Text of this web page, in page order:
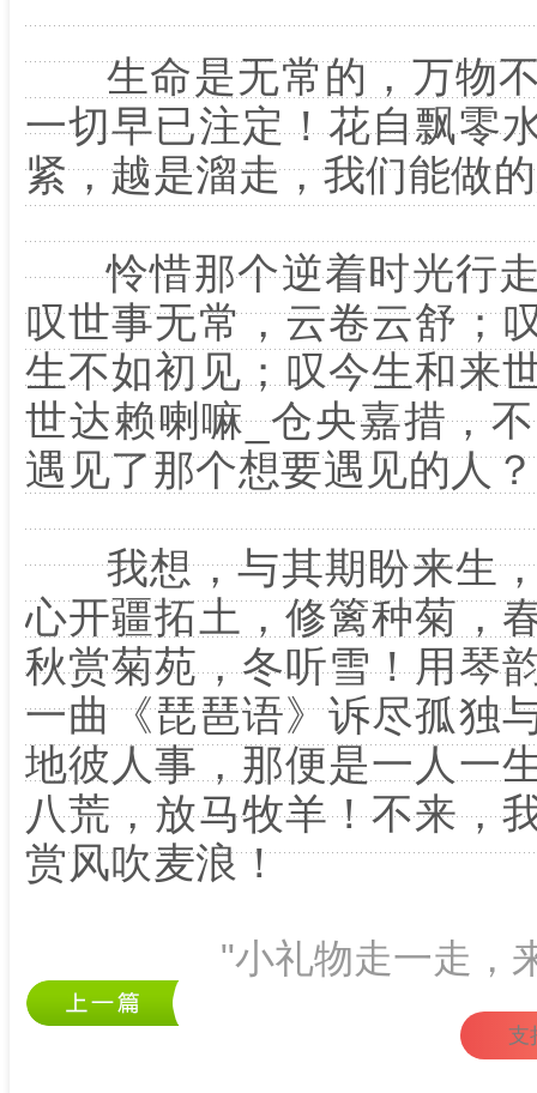
生命是无常的，万物不
一切早已注定！花自飘零
紧，越是溜走，我们能做
怜惜那个逆着时光行走
叹世事无常，云卷云舒；
生不如初见；叹今生和来
世达赖喇嘛_仓央嘉措，
遇见了那个想要遇见的人？
我想，与其期盼来生，
心开疆拓土，修篱种菊，
秋赏菊苑，冬听雪！用琴
一曲《琵琶语》诉尽孤独
地彼人事，那便是一人一
八荒，放马牧羊！不来，
赏风吹麦浪！
"小礼物走一走，
支